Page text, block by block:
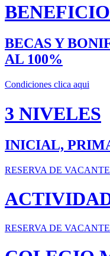
BECAS Y
AL 100%
Condiciones clica aqui
3 NIVELES
INICIAL,
RESERVA DE
RESERVA DE